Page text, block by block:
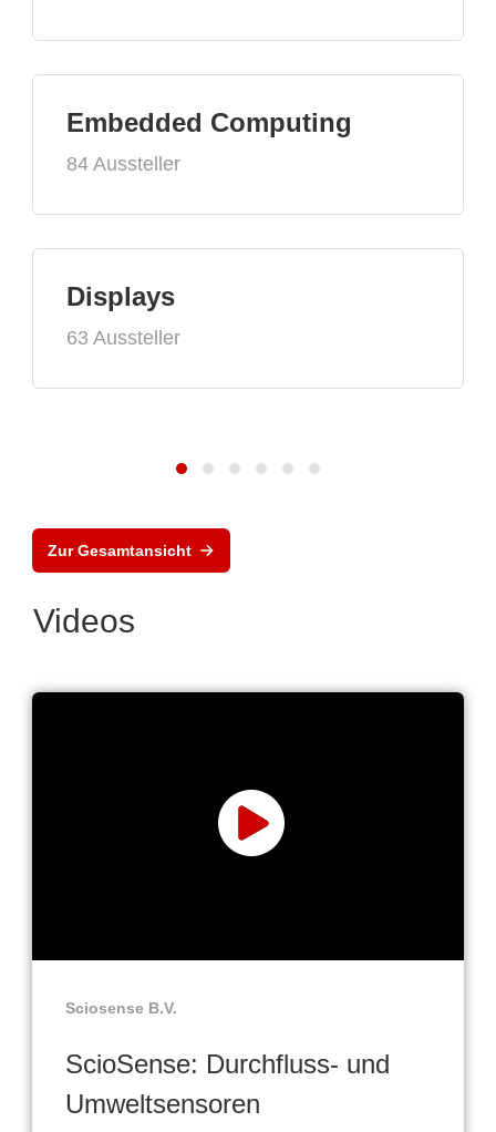
Embedded Computing
84 Aussteller
Displays
63 Aussteller
Zur Gesamtansicht
Videos
Sciosense B.V.
ScioSense: Durchfluss- und
Umweltsensoren